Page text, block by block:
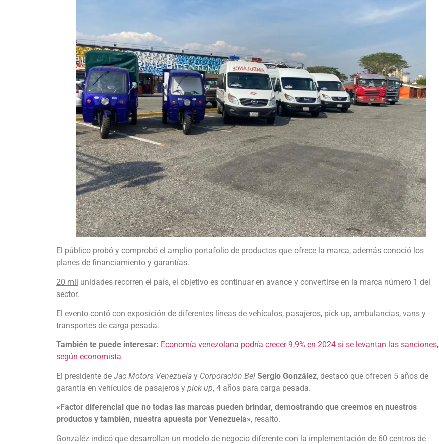
El público probó y comprobó el amplio portafolio de productos que ofrece la marca, además conoció los
planes de financiamiento y garantías.
20 mil unidades recorren el país, el objetivo es continuar en avance y convertirse en la marca número 1 del
sector.
El evento contó con exposición de diferentes líneas de vehículos, pasajeros, pick up, ambulancias, vans y
transportes de carga pesada.
También te puede interesar: Economía venezolana podría crecer 9,9% en 2024 si se levantan las sanciones,
según economista
El presidente de Jac Motors Venezuela y Corporación Bel Sergio González, destacó que ofrecen 5 años de
garantía en vehículos de pasajeros y pick up, 4 años para carga pesada.
«Factor diferencial que no todas las marcas pueden brindar, demostrando que creemos en nuestros
productos y también, nuestra apuesta por Venezuela», resaltó.
Gonzaléz indicó que desarrollan un modelo de negocio diferente con la implementación de 60 centros de